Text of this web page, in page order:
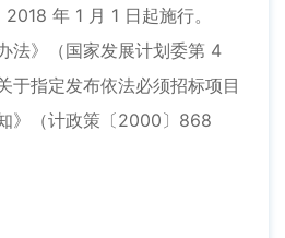
年 1 月 1 日起施行。
法》（国家发展计划委第 4
于指定发布依法必须招标项目
》（计政策〔2000〕868